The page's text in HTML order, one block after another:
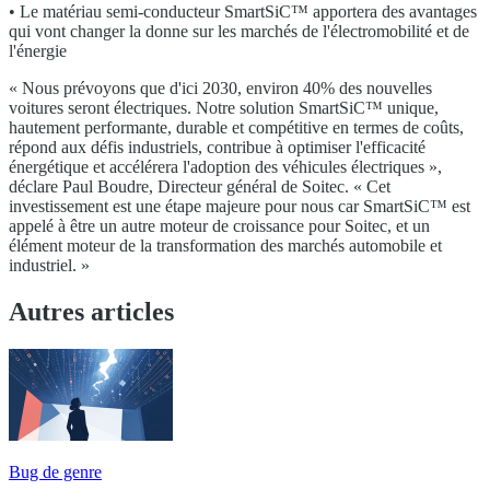
• Le matériau semi-conducteur SmartSiC™ apportera des avantages
qui vont changer la donne sur les marchés de l'électromobilité et de
l'énergie
« Nous prévoyons que d'ici 2030, environ 40% des nouvelles
voitures seront électriques. Notre solution SmartSiC™ unique,
hautement performante, durable et compétitive en termes de coûts,
répond aux défis industriels, contribue à optimiser l'efficacité
énergétique et accélérera l'adoption des véhicules électriques »,
déclare Paul Boudre, Directeur général de Soitec. « Cet
investissement est une étape majeure pour nous car SmartSiC™ est
appelé à être un autre moteur de croissance pour Soitec, et un
élément moteur de la transformation des marchés automobile et
industriel. »
Autres articles
Bug de genre